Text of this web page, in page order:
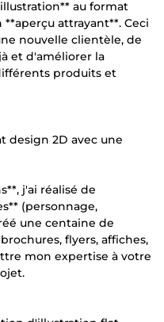
au format
attrayant**. Ceci
nouvelle clientèle, de
et d'améliorer la
produits et
design 2D avec une
j'ai réalisé de
(personnage,
une centaine de
flyers, affiches,
mon expertise à votre